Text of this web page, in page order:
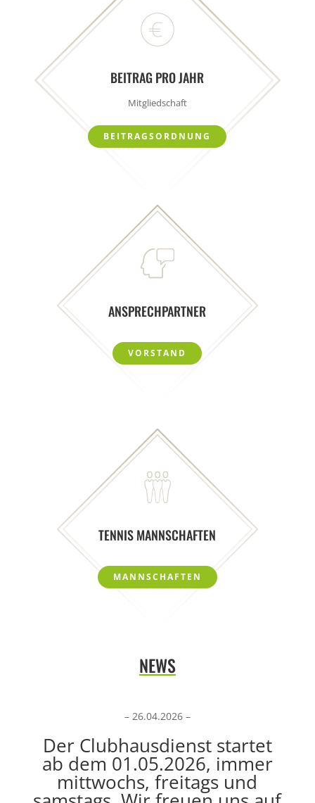
BEITRAG PRO JAHR
Mitgliedschaft
BEITRAGSORDNUNG
ANSPRECHPARTNER
VORSTAND
TENNIS MANNSCHAFTEN
MANNSCHAFTEN
NEWS
– 26.04.2026 –
Der Clubhausdienst startet
ab dem 01.05.2026, immer
mittwochs, freitags und